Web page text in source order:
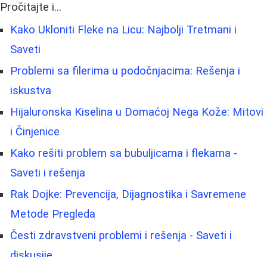
Pročitajte i...
Kako Ukloniti Fleke na Licu: Najbolji Tretmani i
Saveti
Problemi sa filerima u podočnjacima: Rešenja i
iskustva
Hijaluronska Kiselina u Domaćoj Nega Kože: Mitovi
i Činjenice
Kako rešiti problem sa bubuljicama i flekama -
Saveti i rešenja
Rak Dojke: Prevencija, Dijagnostika i Savremene
Metode Pregleda
Česti zdravstveni problemi i rešenja - Saveti i